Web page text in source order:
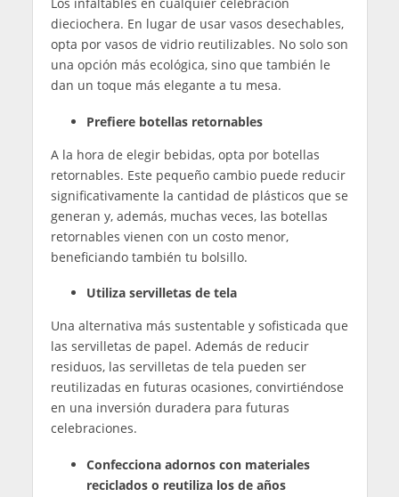
dieciochera. En lugar de usar vasos desechables,
opta por vasos de vidrio reutilizables. No solo son
una opción más ecológica, sino que también le
dan un toque más elegante a tu mesa.
Prefiere botellas retornables
A la hora de elegir bebidas, opta por botellas
retornables. Este pequeño cambio puede reducir
significativamente la cantidad de plásticos que se
generan y, además, muchas veces, las botellas
retornables vienen con un costo menor,
beneficiando también tu bolsillo.
Utiliza servilletas de tela
Una alternativa más sustentable y sofisticada que
las servilletas de papel. Además de reducir
residuos, las servilletas de tela pueden ser
reutilizadas en futuras ocasiones, convirtiéndose
en una inversión duradera para futuras
celebraciones.
Confecciona adornos con materiales
reciclados o reutiliza los de años